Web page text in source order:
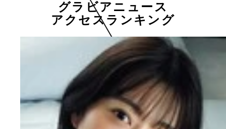
グラビアニュース
アクセスランキング